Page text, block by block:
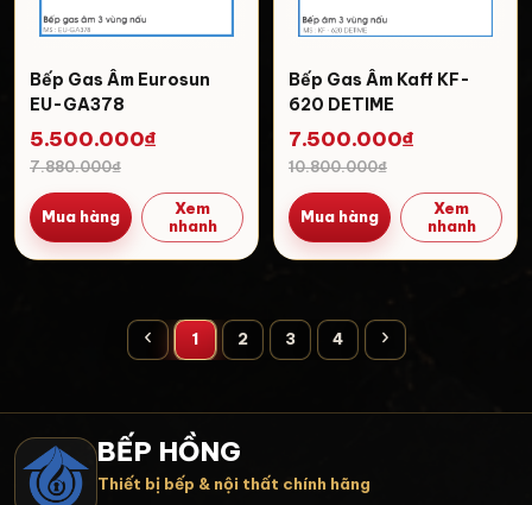
Bếp Gas Âm Eurosun
EU-GA378
5.500.000₫
7.880.000₫
Mua hàng
Xem
nhanh
Bếp Gas Âm Kaff KF-
620 DETIME
7.500.000₫
10.800.000₫
Mua hàng
Xem
nhanh
1 2 3 4
BẾP HỒNG
Thiết bị bếp & nội thất chính hãng